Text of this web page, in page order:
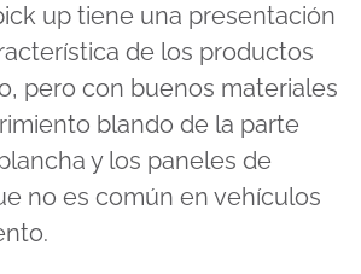
up tiene una presentación
de los productos
pero con buenos materiales
blando de la parte
y los paneles de
no es común en vehículos